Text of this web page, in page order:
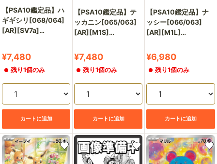
【PSA10鑑定品】ハ
ギギシリ[068/064]
[AR][SV7a]
販
価
格
¥7,480
残り1個のみ
カートに追加
【PSA10鑑定品】テ
ッカニン[065/063]
[AR][M1S]
真掲載】
販
価
格
¥7,480
残り1個のみ
カートに追加
【PSA10鑑定品】ナ
ッシー[066/063]
[AR][M1L]
真掲載】
販
価
格
¥6,980
残り1個のみ
カートに追加